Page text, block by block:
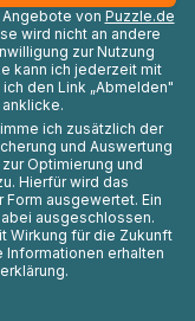
von Puzzle.de
wird nicht an andere
zur Nutzung
kann ich jederzeit mit
den Link „Abmelden"
ich zusätzlich der
und Auswertung
Optimierung und
Hierfür wird das
ausgewertet. Ein
ausgeschlossen.
Wirkung für die Zukunft
Informationen erhalten